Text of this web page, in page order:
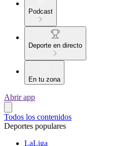
Podcast
Deporte en directo
En tu zona
Abrir app
Todos los contenidos
Deportes populares
LaLiga